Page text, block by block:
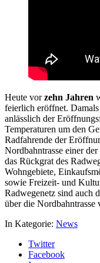
Heute vorzehn Jahren
feierlich eröffnet.
anlässlich der
Temperaturen um den
Radfahrende der
Nordbahntrasse einer
das Rückgrat des
Wohngebiete,
sowie Freizeit- und
Radwegenetz sind auch
über die Nordbahntrasse
In Kategorie: News
Twitter
Facebook